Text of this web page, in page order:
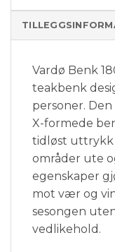
Vardø Benk
teakbenk
personer.
X-formede
tidløst uttrykk
områder ute
egenskaper
mot vær og
sesongen
vedlikehold.